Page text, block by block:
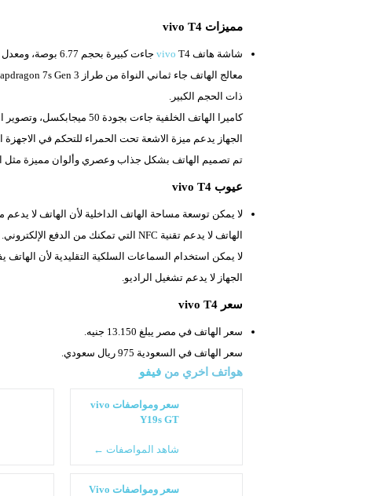
مميزات vivo T4
شاشة هاتف vivo T4 جاءت كبيرة بحجم
6.77 بوصة، ومعدل تحديثها يبلغ 120 هرتز.
معالج الهاتف جاء ثماني النواة من طراز
ذات الحجم الكبير.
كاميرا الهاتف الخلفية جاءت بجودة 50 ميجابكسل، وتصوير الفيديوهات بجودة 4K لهذا سوف تحصل على صور وفيديهات بجودة عالية.
الجهاز يدعم ميزة الاشعة تحت الحمراء للتحكم في الاجهزة
تم تصميم الهاتف بشكل جذاب وعصري وألوان مميزة مثل
عيوب vivo T4
لا يمكن توسعة مساحة الهاتف الداخلية لأن الهاتف لا يدعم
الهاتف لا يدعم تقنية NFC التي تمكنك من الدفع الإلكتروني.
لا يمكن استخدام السماعات السلكية التقليدية لأن
الجهاز لا يدعم تشغيل الراديو.
سعر vivo T4
سعر الهاتف في مصر يبلغ 13.150 جنيه.
سعر الهاتف في السعودية 975 ريال سعودي.
هواتف اخري من فيفو
سعر ومواصفات vivo
Y19s GT
شاهد المواصفات ←
سعر ومواصفات Vivo